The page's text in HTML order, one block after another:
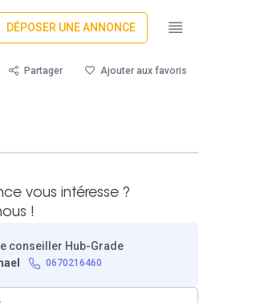
DÉPOSER UNE ANNONCE
Partager Ajouter aux favoris
vous intéresse ?
!
conseiller Hub-Grade
0670216460